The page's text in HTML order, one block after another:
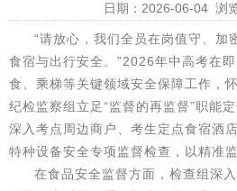
日期：2026-06-04 浏
“请放心，我们全员在岗值守、加
食宿与出行安全。”2026年中高考在
食、乘梯等关键领域安全保障工作，
纪检监察组立足“监督的再监督”职能
深入考点周边商户、考生定点食宿酒
特种设备安全专项监督检查，以精准
在食品安全监督方面，检查组深